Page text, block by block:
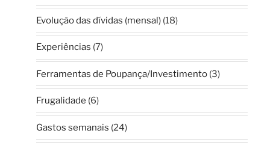
Evolução das dívidas (mensal)(18)
Experiências (7)
Ferramentas de Poupança/Investimento(3)
Frugalidade (6)
Gastos semanais (24)